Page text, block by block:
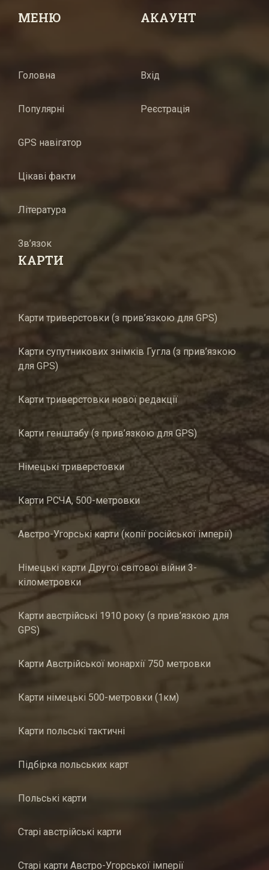
МЕНЮ
Головна
Популярні
GPS навігатор
Цікаві факти
Література
Зв’язок
АКАУНТ
Вхід
Реєстрація
КАРТИ
Карти триверстовки (з прив’язкою для GPS)
Карти супутникових знімків Гугла (з прив’язкою
для GPS)
Карти триверстовки нової редакції
Карти генштабу (з прив’язкою для GPS)
Німецькі триверстовки
Карти РСЧА, 500-метровки
Австро-Угорські карти (копії російської імперії)
Німецькі карти Другої світової війни 3-
кілометровки
Карти австрійські 1910 року (з прив’язкою для
GPS)
Карти Австрійської монархії 750 метровки
Карти німецькі 500-метровки (1км)
Карти польські тактичні
Підбірка польських карт
Польські карти
Старі австрійські карти
Старі карти Австро-Угорської імперії